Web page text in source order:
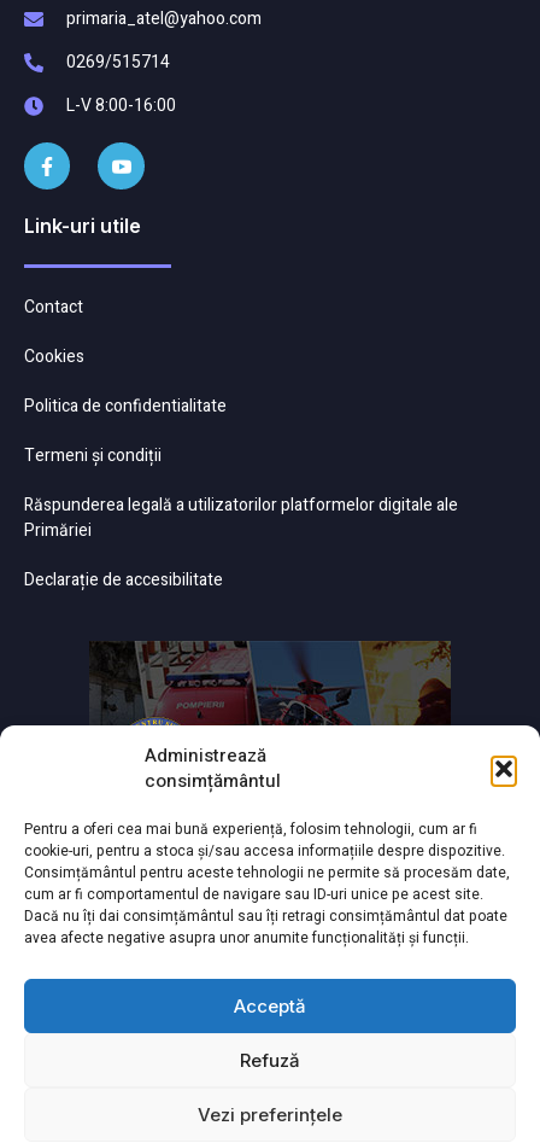
Administrează
consimțământul
Pentru a oferi cea mai bună experiență, folosim tehnologii, cum ar fi
cookie-uri, pentru a stoca și/sau accesa informațiile despre dispozitive.
Consimțământul pentru aceste tehnologii ne permite să procesăm date,
cum ar fi comportamentul de navigare sau ID-uri unice pe acest site.
Dacă nu îți dai consimțământul sau îți retragi consimțământul dat poate
avea afecte negative asupra unor anumite funcționalități și funcții.
Acceptă
Refuză
Vezi preferințele
primaria_atel@yahoo.com
0269/515714
L-V 8:00-16:00
Link-uri utile
Contact
Cookies
Politica de confidentialitate
Termeni și condiții
Răspunderea legală a utilizatorilor platformelor digitale ale
Primăriei
Declarație de accesibilitate